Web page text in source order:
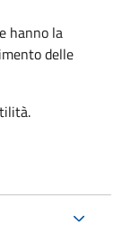
hanno la
delle